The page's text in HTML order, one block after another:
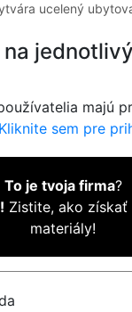
ucelený
majú
Kliknite sem pre
To je tvoja firma?
Zistite, ako získať
materiály!